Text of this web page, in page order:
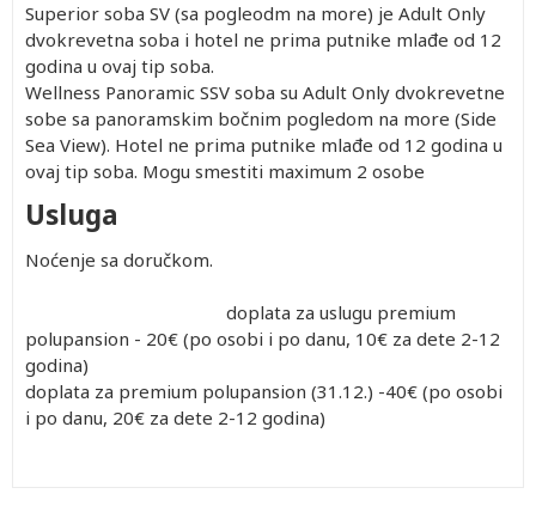
Superior soba SV (sa pogleodm na more) je Adult Only
dvokrevetna soba i hotel ne prima putnike mlađe od 12
godina u ovaj tip soba.
Wellness Panoramic SSV soba su Adult Only dvokrevetne
sobe sa panoramskim bočnim pogledom na more (Side
Sea View). Hotel ne prima putnike mlađe od 12 godina u
ovaj tip soba. Mogu smestiti maximum 2 osobe
Usluga
Noćenje sa doručkom.
doplata za uslugu premium
polupansion - 20€ (po osobi i po danu, 10€ za dete 2-12
godina)
doplata za premium polupansion (31.12.) -40€ (po osobi
i po danu, 20€ za dete 2-12 godina)